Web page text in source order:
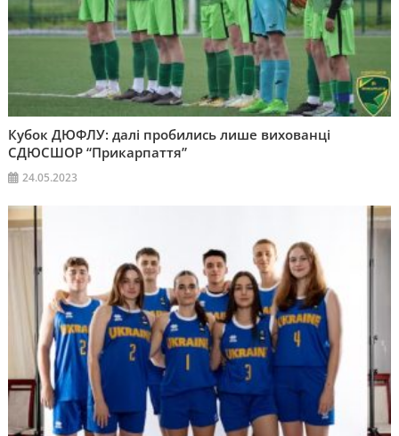
Кубок ДЮФЛУ: далі пробились лише вихованці
СДЮСШОР “Прикарпаття”
24.05.2023